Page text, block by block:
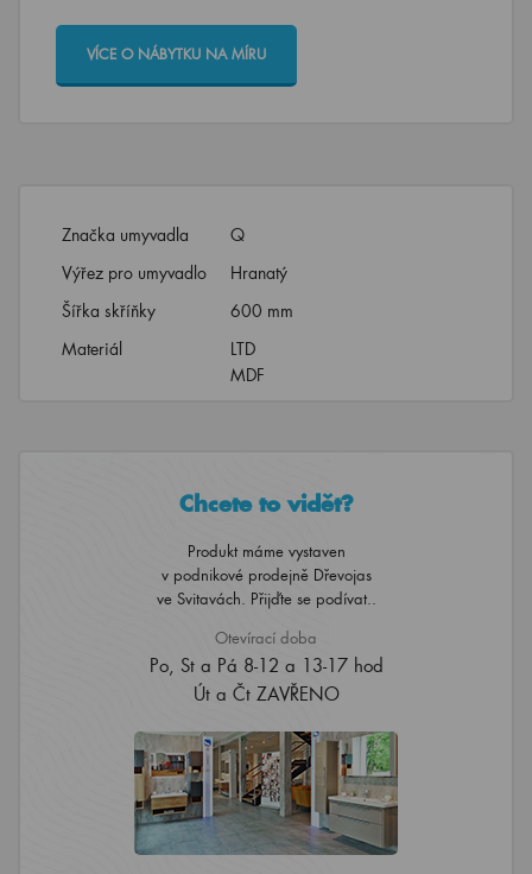
VÍCE O NÁBYTKU NA MÍRU
Značka umyvadla
Q
Výřez pro umyvadlo
Hranatý
Šířka skříňky
600 mm
Materiál
LTD
MDF
Chcete to vidět?
Produkt máme vystaven
v podnikové prodejně Dřevojas
ve Svitavách. Přijďte se podívat..
Otevírací doba
Po, St a Pá 8-12 a 13-17 hod
Út a Čt ZAVŘENO